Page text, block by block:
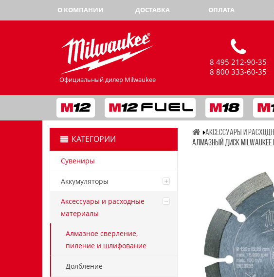
О КОМПАНИИ ДОСТАВКА ОПЛАТА
Официальный дилер Milwaukee
8 495 212-90-35
8 800 333-60-35
КАТЕГОРИИ
Сувениры
Аккумуляторы
Аксессуары и расходные
материалы
Алмазное сверление,
пиление и шлифование
Долбление
АКСЕССУАРЫ И
АЛМАЗНЫЙ ДИСК MILWAUKEE